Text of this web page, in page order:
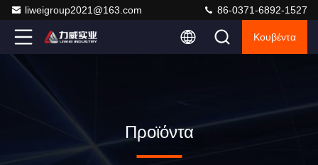
liweigroup2021@163.com 86-0371-6892-1527
Κουβέντα
Προϊόντα